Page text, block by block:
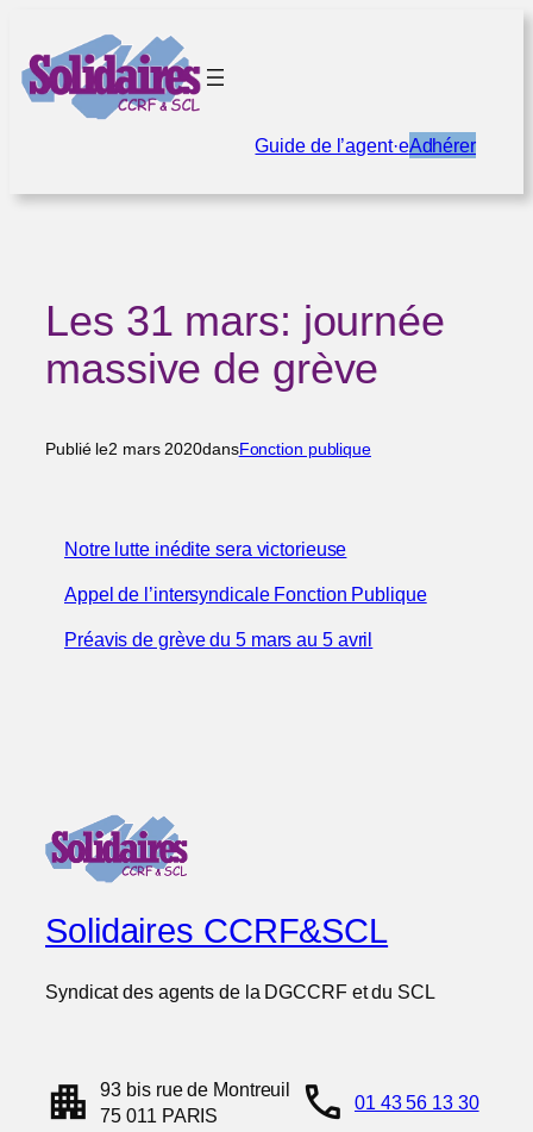
contenu
Guide de l’agent·eAdhérer
Les 31 mars: journée
massive de grève
Publié le2 mars 2020dansFonction publique
Notre lutte inédite sera victorieuse
Appel de l’intersyndicale Fonction Publique
Préavis de grève du 5 mars au 5 avril
Solidaires CCRF&SCL
Syndicat des agents de la DGCCRF et du SCL
apartment
93 bis rue de Montreuil
75 011 PARIS
call 01 43 56 13 30